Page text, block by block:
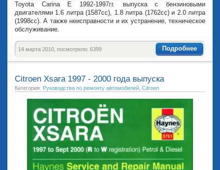
Toyota Carina Е 1992-1997гг. выпуска с бензиновыми
двигателями 1.6 литра (1587cc), 1.8 литра (1762cc) и 2.0 литра
(1998cc). А также неисправности и их устранение, техническое
обслуживание.
Подробнее
14 марта 2010, посмотрело: 6399
Citroen Xsara 1997 - 2000 года выпуска
Категория: Руководства по ремонту автомобилей Citroen